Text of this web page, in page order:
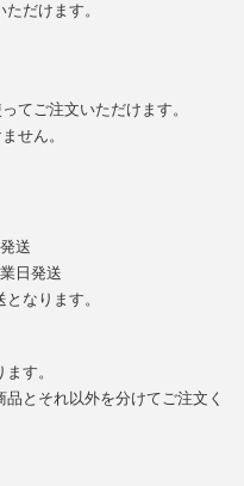
だけます。
てご注文いただけます。
せん。
送
日発送
なります。
す。
とそれ以外を分けてご注文く